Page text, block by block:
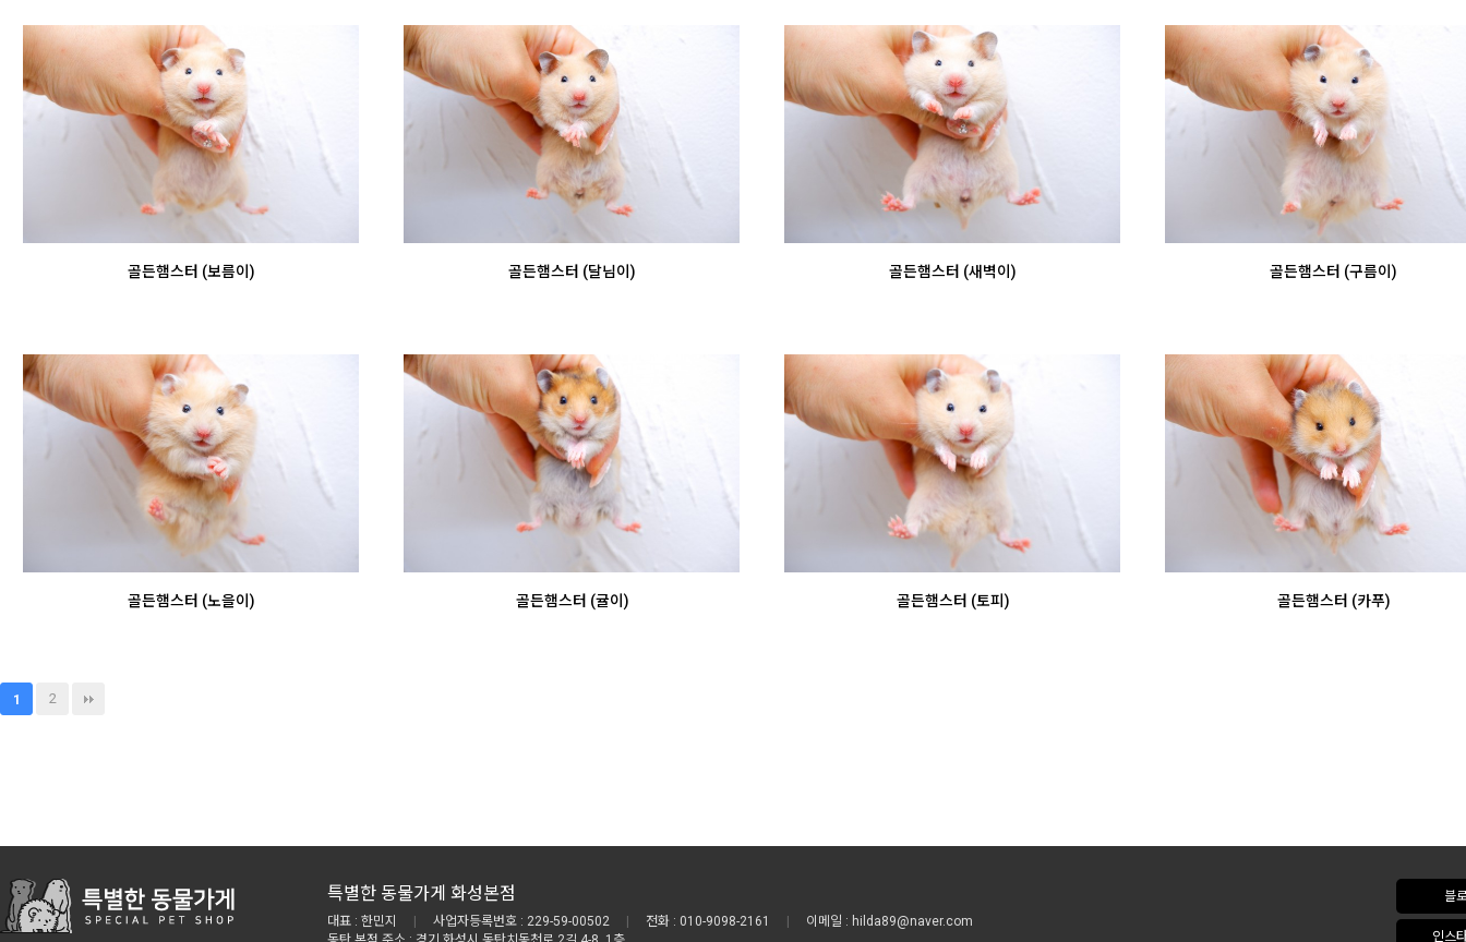
골든햄스터 (보름이) 골든햄스터 (달님이) 골든햄스터 (새벽이) 골든햄스터 (구름이)
골든햄스터 (노을이) 골든햄스터 (귤이) 골든햄스터 (토피) 골든햄스터 (카푸)
1 2
특별한 동물가게 화성본점
대표 : 한민지 사업자등록번호 : 229-59-00502 전화 : 010-9098-2161
이메일 : hilda89@naver.com
블
인스